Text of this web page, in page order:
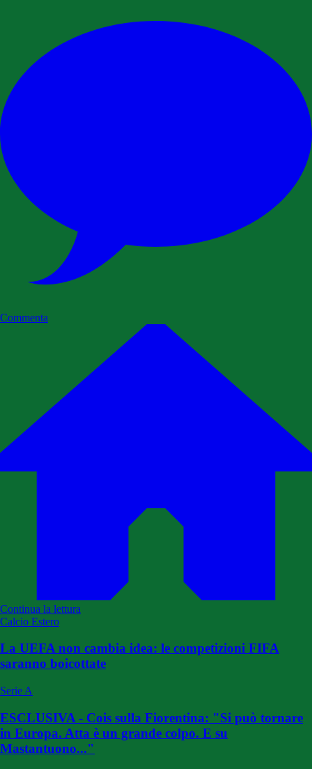
Commenta
Continua la lettura
Calcio Estero
La UEFA non cambia idea: le competizioni FIFA
saranno boicottate
Serie A
ESCLUSIVA - Cois sulla Fiorentina: "Si può tornare
in Europa. Atta è un grande colpo. E su
Mastantuono..."